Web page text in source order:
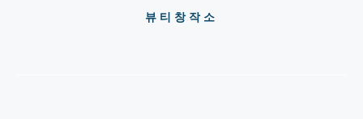
뷰티창작소